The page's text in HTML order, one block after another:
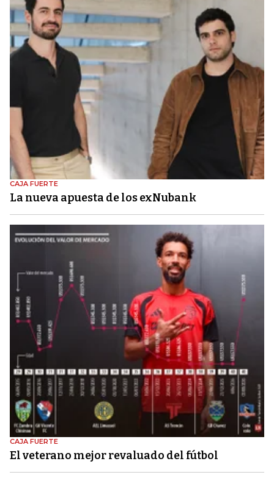
CAJA FUERTE
La nueva apuesta de los exNubank
CAJA FUERTE
El veterano mejor revaluado del fútbol